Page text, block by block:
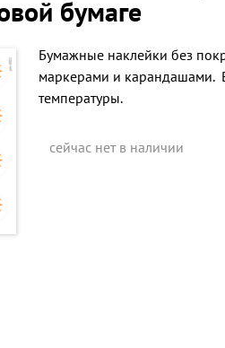
бумаге
Бумажные наклейки без
маркерами и карандашами.
температуры.
сейчас нет в наличии